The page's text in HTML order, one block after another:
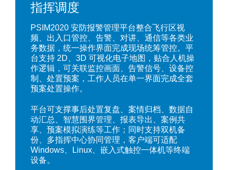
指挥调度
PSIM2020 安防报警管理平台整合飞行区视
频、出入口管控、告警、对讲、通信等各类业
务数据，统一操作界面完成现场统筹管控。平
台支持 2D、3D 可视化电子地图，贴合人机操
作逻辑，可关联监控画面、告警信号、设备控
制、处置预案，工作人员在单一界面完成全套
预案处置操作。
平台可支撑事后处置复盘、案情归档、数据自
动汇总、智慧围界管理、报表导出、案例共
享、预案模拟演练等工作；同时支持双机备
份、多指挥中心协同管理，客户端可适配
Windows、Linux、嵌入式触控一体机等终端
设备。